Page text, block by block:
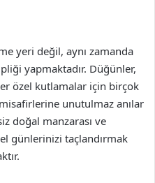
yeri değil, aynı zamanda
yapmaktadır. Düğünler,
özel kutlamalar için birçok
unutulmaz anılar
doğal manzarası ve
günlerinizi taçlandırmak